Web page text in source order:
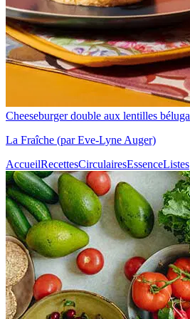
Cheeseburger double aux lentilles béluga
La Fraîche (par Eve-Lyne Auger)
AccueilRecettesCirculairesEssenceListes